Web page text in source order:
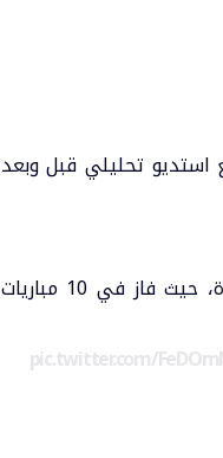
استديو تحليلي قبل وبعد
برصيد 33 نقطة من 15 مباراة، حيث فاز في 10 مباريات
pic.twitter.com/